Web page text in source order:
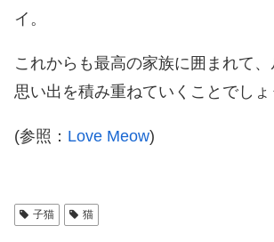
イ。
これからも最高の家族に囲まれて
思い出を積み重ねていくことでしょ
(参照： Love Meow)
子猫 猫